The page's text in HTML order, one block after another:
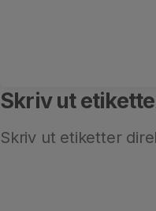
Skriv ut
Skriv ut etiketter